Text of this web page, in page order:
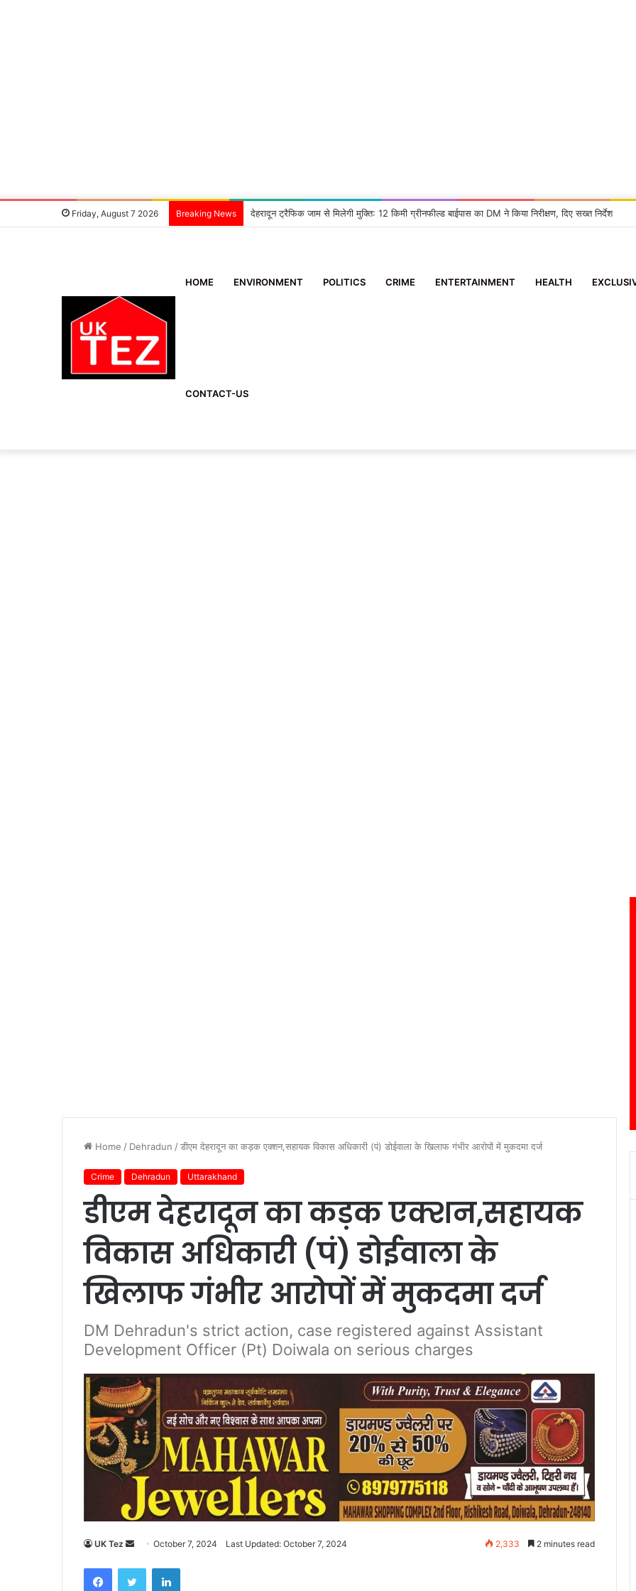
Friday, August 7 2026 Breaking News देहरादून ट्रैफिक जाम से मिलेगी मुक्ति: 12 किमी ग्रीनफील्ड बाईपास का DM ने किया निरीक्षण, दिए सख्त निर्देश
HOME ENVIRONMENT POLITICS CRIME ENTERTAINMENT HEALTH
CONTACT-US
Home / Dehradun /डीएम देहरादून का कड़क एक्शन,सहायक विकास अधिकारी (पं) डोईवाला के खिलाफ गंभीर आरोपों में मुकदमा दर्ज
Crime Dehradun Uttarakhand
डीएम देहरादून का कड़क एक्शन,सहायक
विकास अधिकारी (पं) डोईवाला के
खिलाफ गंभीर आरोपों में मुकदमा दर्ज
DM Dehradun's strict action, case registered against Assistant
Development Officer (Pt) Doiwala on serious charges
UK Tez
n
October 7, 2024 Last Updated: October 7, 2024 2,333 2 minutes read